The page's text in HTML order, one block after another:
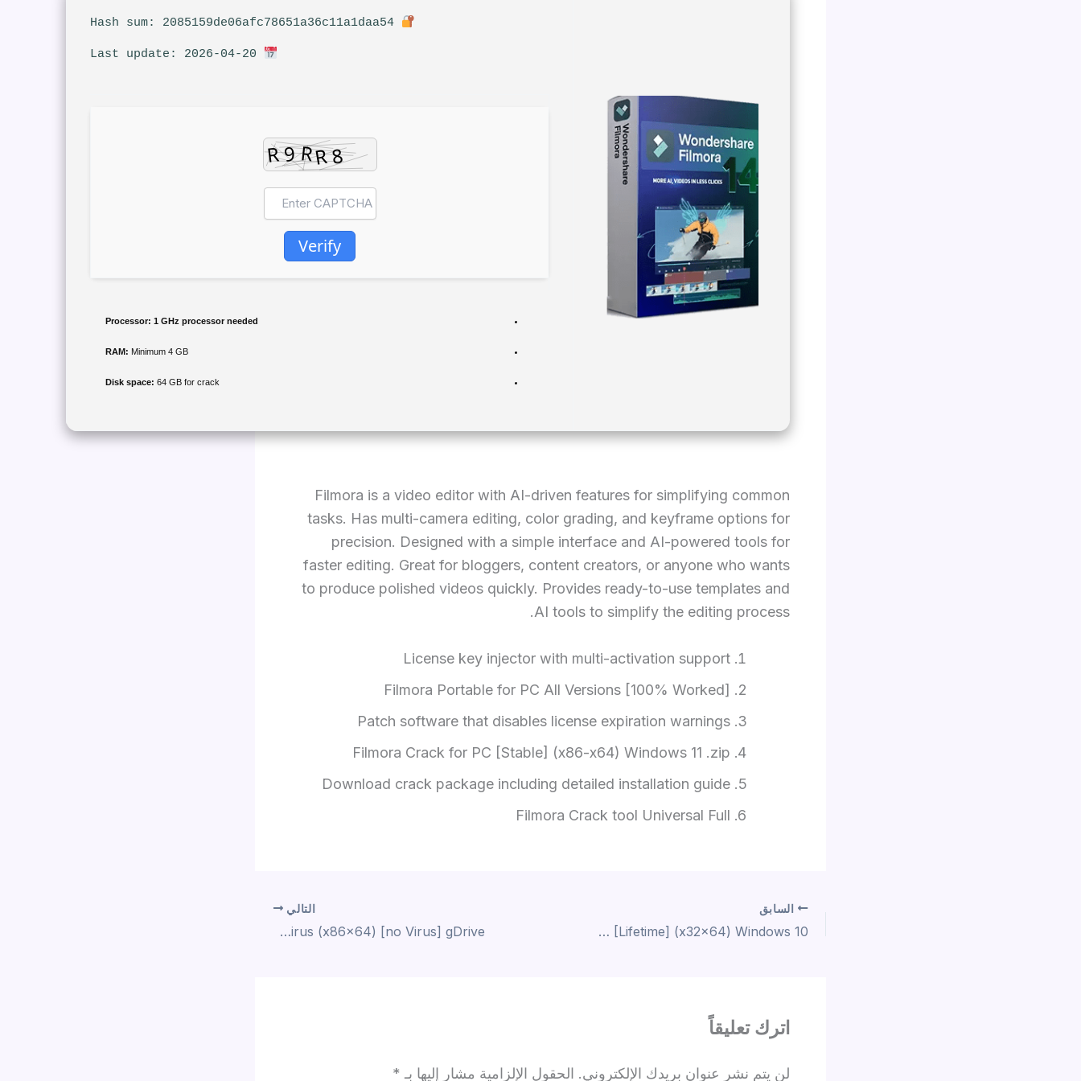
Verify
Processor: 1 GHz processor needed
RAM: Minimum 4 GB
Disk space: 64 GB for crack
Filmora is a video editor with AI-driven features for simplifying common
tasks. Has multi-camera editing, color grading, and keyframe options for
precision. Designed with a simple interface and AI-powered tools for
faster editing. Great for bloggers, content creators, or anyone who wants
to produce polished videos quickly. Provides ready-to-use templates and
AI tools to simplify the editing process.
License key injector with multi-activation support
Filmora Portable for PC All Versions [100% Worked]
Patch software that disables license expiration warnings
Filmora Crack for PC [Stable] (x86-x64) Windows 11 .zip
Download crack package including detailed installation guide
Filmora Crack tool Universal Full
السابق
Microsoft Word 2024 Portable + Serial Key [Lifetime] (x32x64) Windows 10
التالي
Super Internet TV Free[Activated] no Virus (x86x64) [no Virus] gDrive
اترك تعليقاً
لن يتم نشر عنوان بريدك الإلكتروني. الحقول الإلزامية مشار إليها بـ *